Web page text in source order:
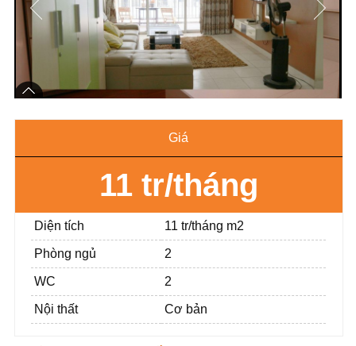
Giá
11 tr/tháng
Diện tích 11 tr/tháng m2
Phòng ngủ 2
WC 2
Nội thất Cơ bản